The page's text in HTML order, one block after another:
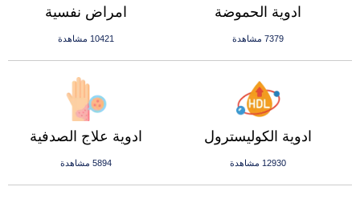
امراض نفسية
10421 مشاهدة
ادوية الحموضة
7379 مشاهدة
ادوية علاج الصدفية
5894 مشاهدة
ادوية الكوليسترول
12930 مشاهدة